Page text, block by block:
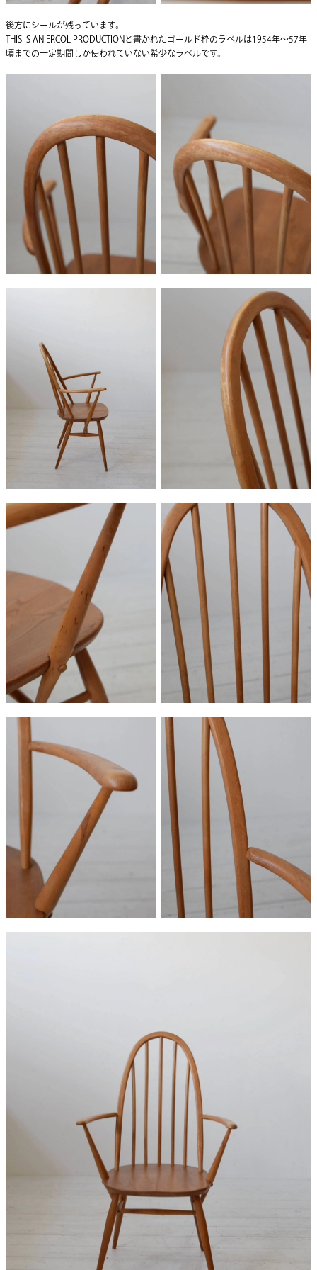
後方にシールが残っています。
THIS IS AN ERCOL PRODUCTIONと書かれたゴールド枠のラベルは1954年〜57年
頃までの一定期間しか使われていない希少なラベルです。